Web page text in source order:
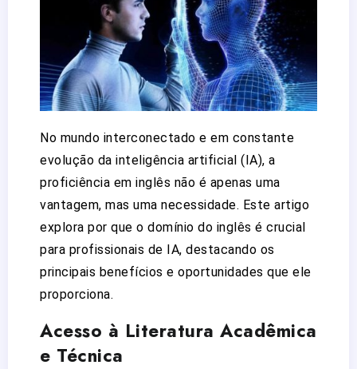
No mundo interconectado e em constante
evolução da inteligência artificial (IA), a
proficiência em inglês não é apenas uma
vantagem, mas uma necessidade. Este artigo
explora por que o domínio do inglês é crucial
para profissionais de IA, destacando os
principais benefícios e oportunidades que ele
proporciona.
Acesso à Literatura Acadêmica
e Técnica